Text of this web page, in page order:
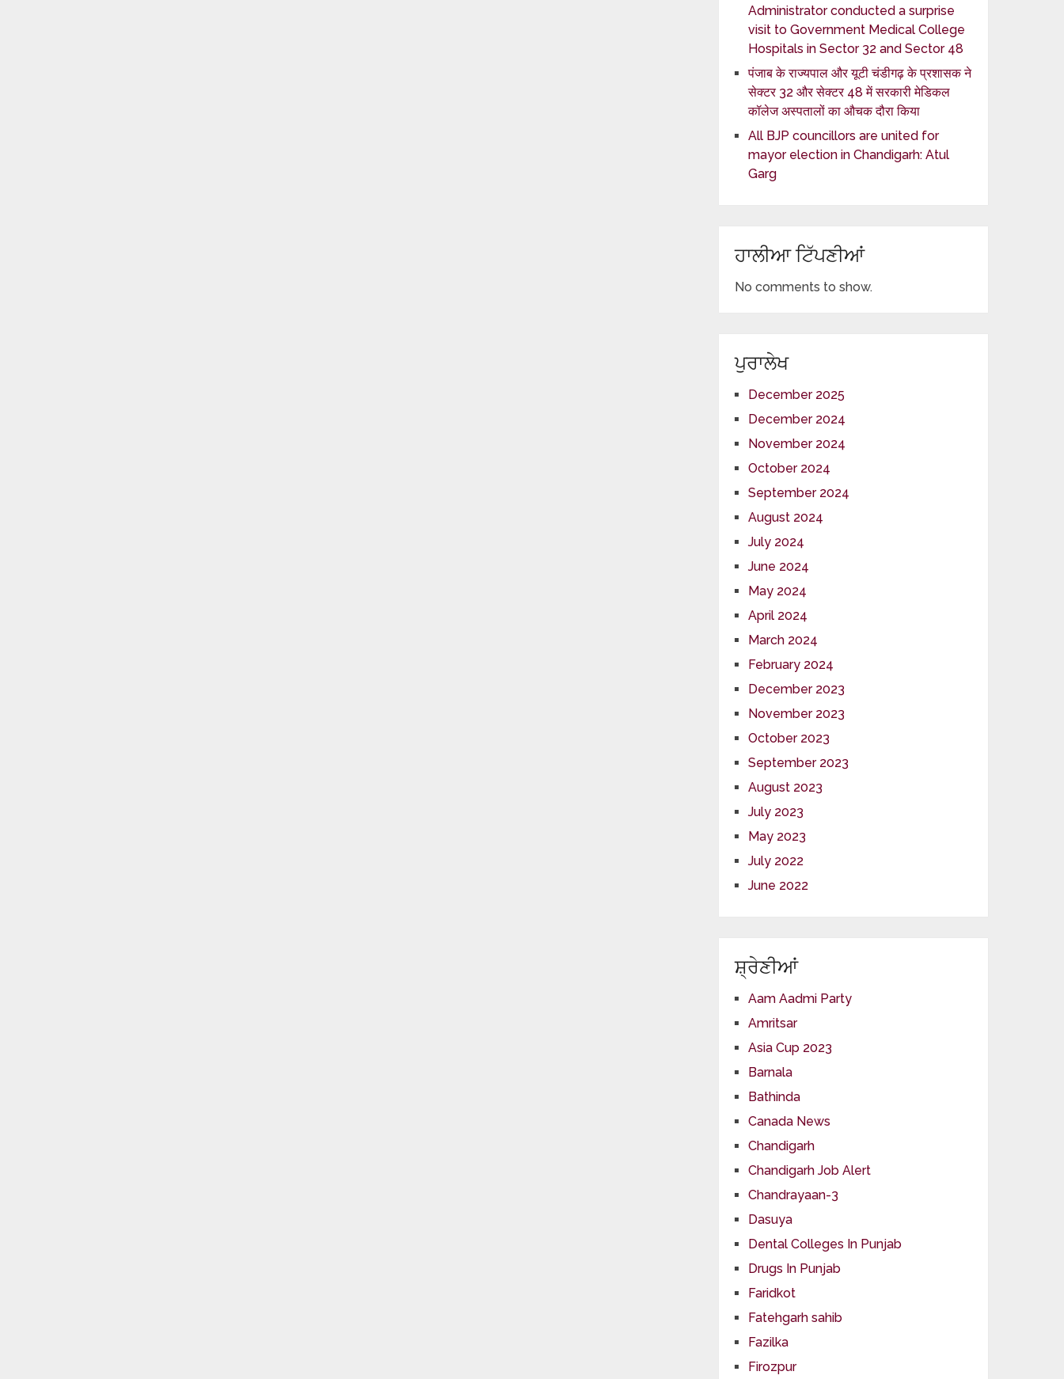
Administrator conducted a surprise
visit to Government Medical College
Hospitals in Sector 32 and Sector 48
पंजाब के राज्यपाल और यूटी चंडीगढ़ के प्रशासक ने
सेक्टर 32 और सेक्टर 48 में सरकारी मेडिकल
कॉलेज अस्पतालों का औचक दौरा किया
All BJP councillors are united for
mayor election in Chandigarh: Atul
Garg
ਹਾਲੀਆ ਟਿੱਪਣੀਆਂ
No comments to show.
ਪੁਰਾਲੇਖ
December 2025
December 2024
November 2024
October 2024
September 2024
August 2024
July 2024
June 2024
May 2024
April 2024
March 2024
February 2024
December 2023
November 2023
October 2023
September 2023
August 2023
July 2023
May 2023
July 2022
June 2022
ਸ਼੍ਰੇਣੀਆਂ
Aam Aadmi Party
Amritsar
Asia Cup 2023
Barnala
Bathinda
Canada News
Chandigarh
Chandigarh Job Alert
Chandrayaan-3
Dasuya
Dental Colleges In Punjab
Drugs In Punjab
Faridkot
Fatehgarh sahib
Fazilka
Firozpur